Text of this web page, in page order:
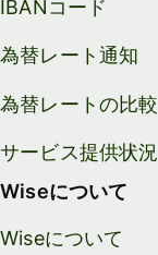
IBANコード
為替レート通知
為替レートの比較
サービス提供状況
Wiseについて
Wiseについて